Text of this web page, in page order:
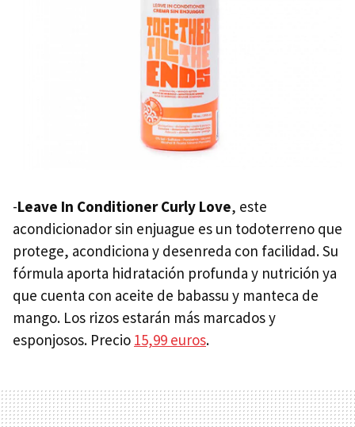
-Leave In Conditioner Curly Love, este
acondicionador sin enjuague es un todoterreno que
protege, acondiciona y desenreda con facilidad. Su
fórmula aporta hidratación profunda y nutrición ya
que cuenta con aceite de babassu y manteca de
mango. Los rizos estarán más marcados y
esponjosos. Precio 15,99 euros.